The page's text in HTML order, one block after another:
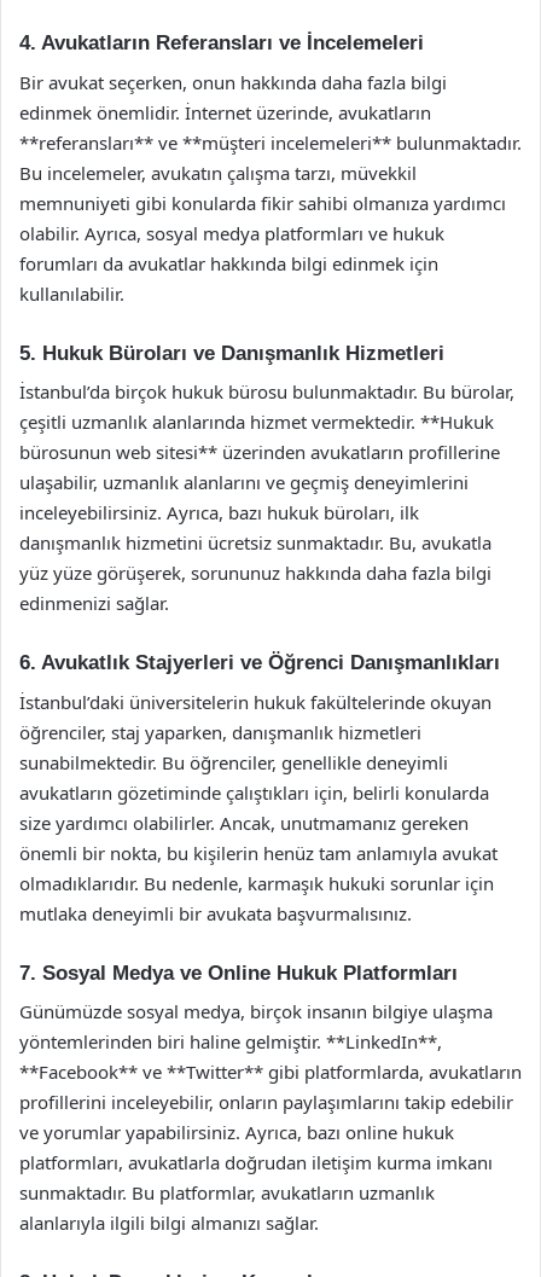
4. Avukatların Referansları ve İncelemeleri
Bir avukat seçerken, onun hakkında daha fazla bilgi
edinmek önemlidir. İnternet üzerinde, avukatların
**referansları** ve **müşteri incelemeleri** bulunmaktadır.
Bu incelemeler, avukatın çalışma tarzı, müvekkil
memnuniyeti gibi konularda fikir sahibi olmanıza yardımcı
olabilir. Ayrıca, sosyal medya platformları ve hukuk
forumları da avukatlar hakkında bilgi edinmek için
kullanılabilir.
5. Hukuk Büroları ve Danışmanlık Hizmetleri
İstanbul’da birçok hukuk bürosu bulunmaktadır. Bu bürolar,
çeşitli uzmanlık alanlarında hizmet vermektedir. **Hukuk
bürosunun web sitesi** üzerinden avukatların profillerine
ulaşabilir, uzmanlık alanlarını ve geçmiş deneyimlerini
inceleyebilirsiniz. Ayrıca, bazı hukuk büroları, ilk
danışmanlık hizmetini ücretsiz sunmaktadır. Bu, avukatla
yüz yüze görüşerek, sorununuz hakkında daha fazla bilgi
edinmenizi sağlar.
6. Avukatlık Stajyerleri ve Öğrenci Danışmanlıkları
İstanbul’daki üniversitelerin hukuk fakültelerinde okuyan
öğrenciler, staj yaparken, danışmanlık hizmetleri
sunabilmektedir. Bu öğrenciler, genellikle deneyimli
avukatların gözetiminde çalıştıkları için, belirli konularda
size yardımcı olabilirler. Ancak, unutmamanız gereken
önemli bir nokta, bu kişilerin henüz tam anlamıyla avukat
olmadıklarıdır. Bu nedenle, karmaşık hukuki sorunlar için
mutlaka deneyimli bir avukata başvurmalısınız.
7. Sosyal Medya ve Online Hukuk Platformları
Günümüzde sosyal medya, birçok insanın bilgiye ulaşma
yöntemlerinden biri haline gelmiştir. **LinkedIn**,
**Facebook** ve **Twitter** gibi platformlarda, avukatların
profillerini inceleyebilir, onların paylaşımlarını takip edebilir
ve yorumlar yapabilirsiniz. Ayrıca, bazı online hukuk
platformları, avukatlarla doğrudan iletişim kurma imkanı
sunmaktadır. Bu platformlar, avukatların uzmanlık
alanlarıyla ilgili bilgi almanızı sağlar.